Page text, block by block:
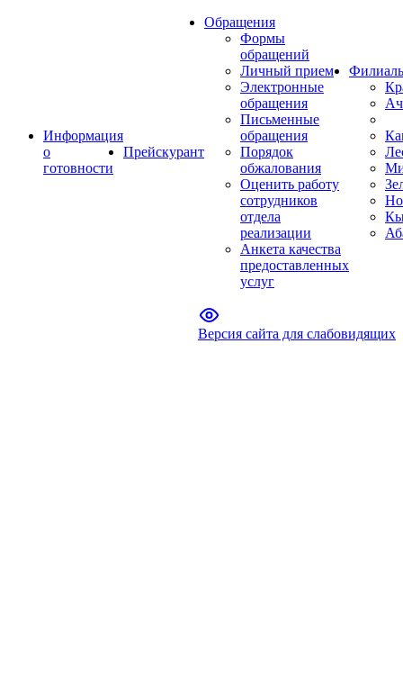
Информация
о
готовности
Прейскурант
Обращения
Формы
обращений
Личный прием
Электронные
обращения
Письменные
обращения
Порядок
обжалования
Оценить работу
сотрудников
отдела
реализации
Анкета качества
предоставленных
услуг
Версия сайта для слабовидящих